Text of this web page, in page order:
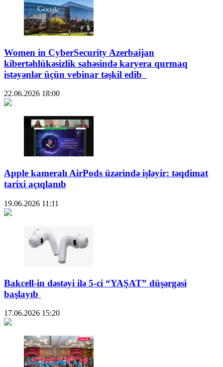
Women in CyberSecurity Azerbaijan
kibertəhlükəsizlik sahəsində karyera qurmaq
istəyənlər üçün vebinar təşkil edib
22.06.2026 18:00
Apple kameralı AirPods üzərində işləyir: təqdimat
tarixi açıqlanıb
19.06.2026 11:11
Bakcell-in dəstəyi ilə 5-ci “YAŞAT” düşərgəsi
başlayıb
17.06.2026 15:20